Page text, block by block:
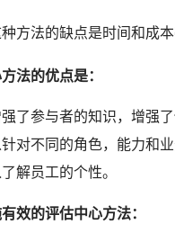
方法的缺点是时间和成本
法的优点是：
了参与者的知识，增强
对不同的角色，能力和业
解员工的个性。
效的评估中心方法：